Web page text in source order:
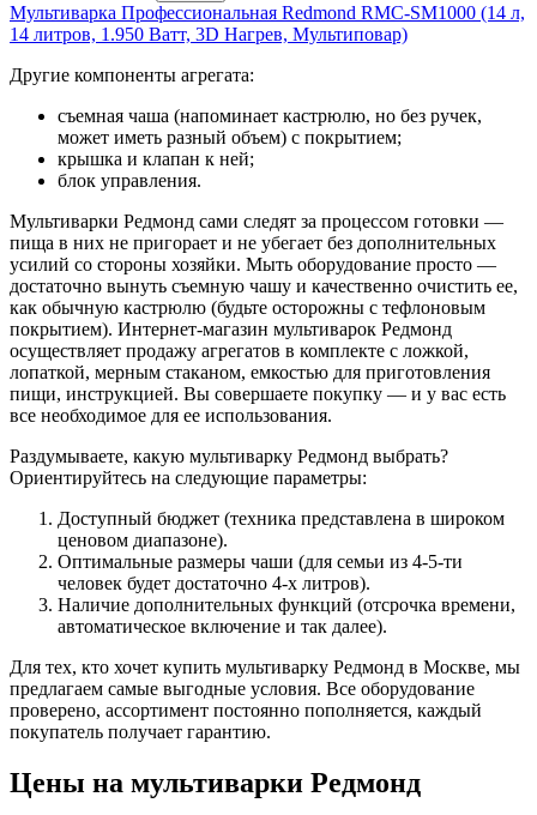
Мультиварка Профессиональная Redmond RMC-SM1000 (14 л,
14 литров, 1.950 Ватт, 3D Нагрев, Мультиповар)
Другие компоненты агрегата:
съемная чаша (напоминает кастрюлю, но без ручек,
может иметь разный объем) с покрытием;
крышка и клапан к ней;
блок управления.
Мультиварки Редмонд сами следят за процессом готовки —
пища в них не пригорает и не убегает без дополнительных
усилий со стороны хозяйки. Мыть оборудование просто —
достаточно вынуть съемную чашу и качественно очистить ее,
как обычную кастрюлю (будьте осторожны с тефлоновым
покрытием). Интернет-магазин мультиварок Редмонд
осуществляет продажу агрегатов в комплекте с ложкой,
лопаткой, мерным стаканом, емкостью для приготовления
пищи, инструкцией. Вы совершаете покупку — и у вас есть
все необходимое для ее использования.
Раздумываете, какую мультиварку Редмонд выбрать?
Ориентируйтесь на следующие параметры:
Доступный бюджет (техника представлена в широком
ценовом диапазоне).
Оптимальные размеры чаши (для семьи из 4-5-ти
человек будет достаточно 4-х литров).
Наличие дополнительных функций (отсрочка времени,
автоматическое включение и так далее).
Для тех, кто хочет купить мультиварку Редмонд в Москве, мы
предлагаем самые выгодные условия. Все оборудование
проверено, ассортимент постоянно пополняется, каждый
покупатель получает гарантию.
Цены на мультиварки Редмонд